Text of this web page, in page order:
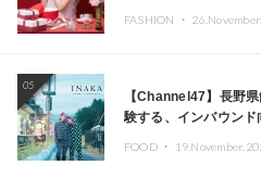
FASHION ・
05
【Channel47】長野
験する、インバウン
FOOD ・